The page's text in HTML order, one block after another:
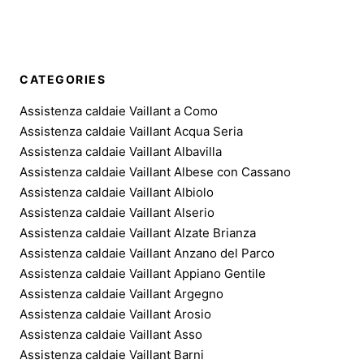
CATEGORIES
Assistenza caldaie Vaillant a Como
Assistenza caldaie Vaillant Acqua Seria
Assistenza caldaie Vaillant Albavilla
Assistenza caldaie Vaillant Albese con Cassano
Assistenza caldaie Vaillant Albiolo
Assistenza caldaie Vaillant Alserio
Assistenza caldaie Vaillant Alzate Brianza
Assistenza caldaie Vaillant Anzano del Parco
Assistenza caldaie Vaillant Appiano Gentile
Assistenza caldaie Vaillant Argegno
Assistenza caldaie Vaillant Arosio
Assistenza caldaie Vaillant Asso
Assistenza caldaie Vaillant Barni